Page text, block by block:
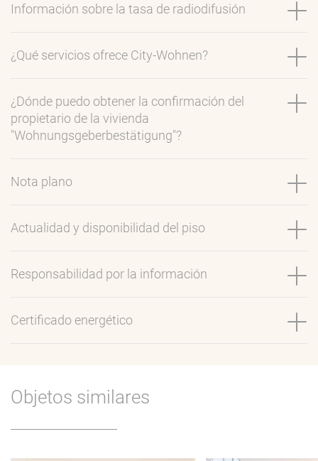
Información sobre la tasa de radiodifusión
¿Qué servicios ofrece City-Wohnen?
¿Dónde puedo obtener la confirmación del
propietario de la vivienda
"Wohnungsgeberbestätigung"?
Nota plano
Actualidad y disponibilidad del piso
Responsabilidad por la información
Certificado energético
Objetos similares